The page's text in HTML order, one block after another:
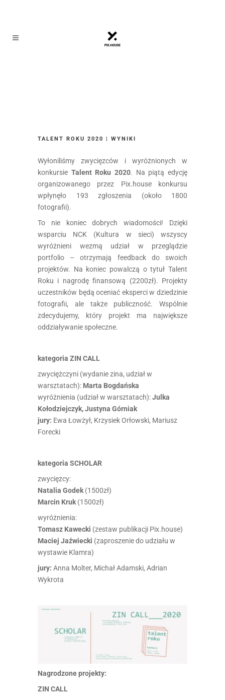
TALENT ROKU 2020 | WYNIKI
Wyłoniliśmy zwycięzców i wyróżnionych w
konkursie Talent Roku 2020. Na piątą edycję
organizowanego przez Pix.house konkursu
wpłynęło 193 zgłoszenia (około 1800
fotografii).
To nie koniec dobrych wiadomości! Dzięki
wsparciu NCK (Kultura w sieci) wszyscy
wyróżnieni wezmą udział w przeglądzie
portfolio – otrzymają feedback do swoich
projektów. Na koniec powalczą o tytuł Talent
Roku i nagrodę finansową (2200zł). Projekty
uczestników będą oceniać eksperci w dziedzinie
fotografii, ale także publiczność. Wspólnie
zdecydujemy, który projekt ma największe
oddziaływanie społeczne.
kategoria ZIN CALL
zwyciężczyni (wydanie zina, udział w
warsztatach): Marta Bogdańska
wyróżnienia (udział w warsztatach):Julka
Kołodziejczyk, Justyna Górniak
jury: Ewa Łowżył, Krzysiek Orłowski, Mariusz
Forecki
kategoria SCHOLAR
zwycięzcy:
Natalia Godek (1500zł)
Marcin Kruk (1500zł)
wyróżnienia:
Tomasz Kawecki (zestaw publikacji Pix.house)
Maciej Jaźwiecki (zaproszenie do udziału w
wystawie Klamra)
jury: Anna Molter, Michał Adamski, Adrian
Wykrota
Nagrodzoneprojekty:
ZIN CALL